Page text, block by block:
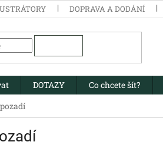
DOPRAVA A DODÁNÍ
DOTAZY Co chcete šít?